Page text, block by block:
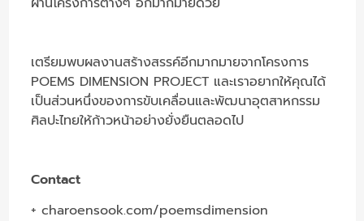
เตรียมพบผลงานสร้างสรรค์อีกมากมายจากโครงการ
POEMS DIMENSION PROJECT และเราอยากให้คุณได้
เป็นส่วนหนึ่งของการขับเคลื่อนและพัฒนาอุตสาหกรรม
ศิลปะไทยให้ก้าวหน้าอย่างยั่งยืนตลอดไป
Contact
+charoensook.com/poemsdimension